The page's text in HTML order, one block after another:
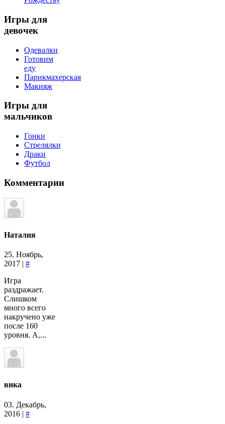
Игры для
девочек
Одевалки
Готовим
еду
Парикмахерская
Макияж
Игры для
мальчиков
Гонки
Стрелялки
Драки
Футбол
Комментарии
Наталия
25. Ноябрь,
2017 | #
Игра
раздражает.
Слишком
много всего
накручено уже
после 160
уровня. А,...
вика
03. Декабрь,
2016 | #